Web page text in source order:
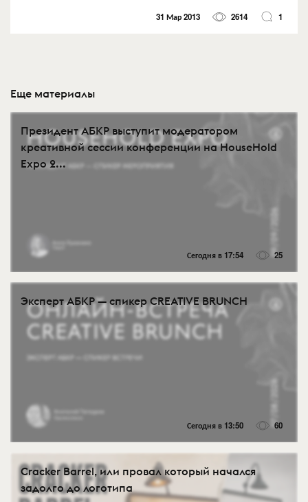
31 Мар 2013 2614 1
Еще материалы
Президент АБКР выступит модератором
креативной сессии конференции на HouseHold
Expo 2...
Сегодня в 17:54 25
Эксперт АБКР — спикер CREATIVE BRUNCH
Сегодня в 13:50 60
Cracker Barrel, или провал который начался
задолго до логотипа